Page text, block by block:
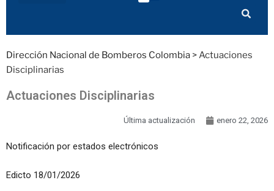
Dirección Nacional de Bomberos Colombia >Actuaciones
Disciplinarias
Actuaciones Disciplinarias
Última actualización enero 22, 2026
Notificación por estados electrónicos
Edicto 18/01/2026